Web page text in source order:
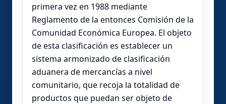
primera vez en 1988 mediante
Reglamento de la entonces Comisión de la
Comunidad Económica Europea. El objeto
de esta clasificación es establecer un
sistema armonizado de clasificación
aduanera de mercancías a nivel
comunitario, que recoja la totalidad de
productos que puedan ser objeto de